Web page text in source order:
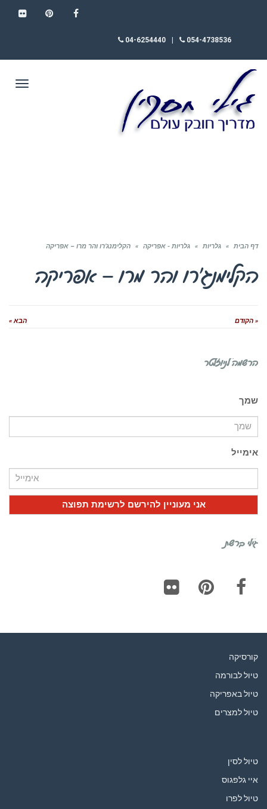
054-4738536
04-6254440
דף הבית » גלריות » גלריות - אפריקה » הקלימנג’רו והר מרו – אפריקה
הקלימנג’רו והר מרו – אפריקה
« הקודם הבא »
הרשמה לניוזלטר
שמך
אימייל
גילי ברשת
קורסיקה
טיול לבורמה
טיול באפריקה
טיול למצרים
טיול לסין
איי גלפגוס
טיול לפרו